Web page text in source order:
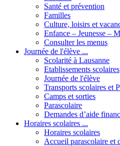
Santé et prévention
Familles
Culture, loisirs et
Enfance – Jeunesse –
Consulter les menus
Journée de l'élève ...
Scolarité à Lausanne
Etablissements scolaires
Journée de l'élève
Transports scolaires et
Camps et sorties
Parascolaire
Demandes d’aide
Horaires scolaires ...
Horaires scolaires
Accueil parascolaire et